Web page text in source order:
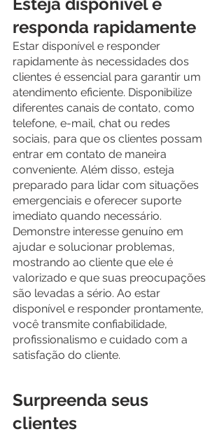
responda rapidamente
Estar disponível e responder
rapidamente às necessidades dos
clientes é essencial para garantir um
atendimento eficiente. Disponibilize
diferentes canais de contato, como
telefone, e-mail, chat ou redes
sociais, para que os clientes possam
entrar em contato de maneira
conveniente. Além disso, esteja
preparado para lidar com situações
emergenciais e oferecer suporte
imediato quando necessário.
Demonstre interesse genuíno em
ajudar e solucionar problemas,
mostrando ao cliente que ele é
valorizado e que suas preocupações
são levadas a sério. Ao estar
disponível e responder prontamente,
você transmite confiabilidade,
profissionalismo e cuidado com a
satisfação do cliente.
Surpreenda seus
clientes